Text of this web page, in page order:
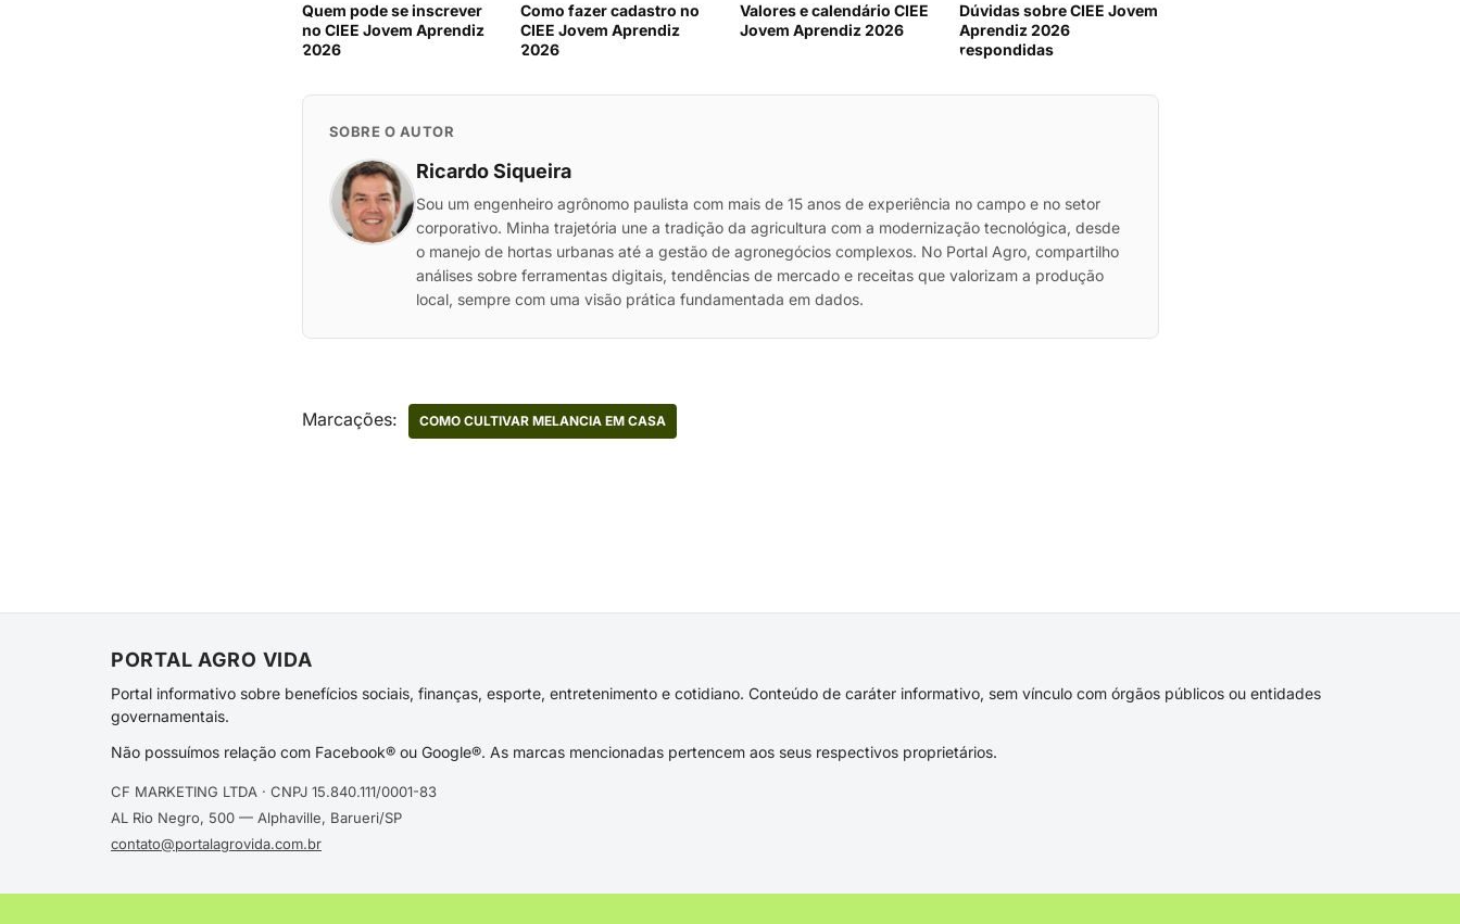
Quem pode se inscrever
no CIEE Jovem Aprendiz
2026
Como fazer cadastro no
CIEE Jovem Aprendiz
2026
Valores e calendário CIEE
Jovem Aprendiz 2026
Dúvidas sobre CIEE Jovem
Aprendiz 2026
respondidas
SOBRE O AUTOR
Ricardo Siqueira
Sou um engenheiro agrônomo paulista com mais de 15 anos de experiência no campo e no setor
corporativo. Minha trajetória une a tradição da agricultura com a modernização tecnológica, desde
o manejo de hortas urbanas até a gestão de agronegócios complexos. No Portal Agro, compartilho
análises sobre ferramentas digitais, tendências de mercado e receitas que valorizam a produção
local, sempre com uma visão prática fundamentada em dados.
Marcações: COMO CULTIVAR MELANCIA EM CASA
PORTAL AGRO VIDA
Portal informativo sobre benefícios sociais, finanças, esporte, entretenimento e cotidiano. Conteúdo de caráter informativo, sem vínculo com órgãos públicos ou entidades
governamentais.
Não possuímos relação com Facebook® ou Google®. As marcas mencionadas pertencem aos seus respectivos proprietários.
CF MARKETING LTDA · CNPJ 15.840.111/0001-83
AL Rio Negro, 500 — Alphaville, Barueri/SP
contato@portalagrovida.com.br